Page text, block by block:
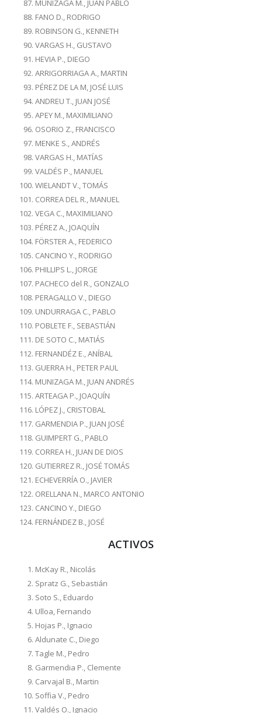
MUNIZAGA M., JUAN PABLO
FANO D., RODRIGO
ROBINSON G., KENNETH
VARGAS H., GUSTAVO
HEVIA P., DIEGO
ARRIGORRIAGA A., MARTIN
PÉREZ DE LA M, JOSÉ LUIS
ANDREU T., JUAN JOSÉ
APEY M., MAXIMILIANO
OSORIO Z., FRANCISCO
MENKE S., ANDRÉS
VARGAS H., MATÍAS
VALDÉS P., MANUEL
WIELANDT V., TOMÁS
CORREA DEL R., MANUEL
VEGA C., MAXIMILIANO
PÉREZ A., JOAQUÍN
FÖRSTER A., FEDERICO
CANCINO Y., RODRIGO
PHILLIPS L., JORGE
PACHECO del R., GONZALO
PERAGALLO V., DIEGO
UNDURRAGA C., PABLO
POBLETE F., SEBASTIÁN
DE SOTO C., MATIÁS
FERNANDÉZ E., ANÍBAL
GUERRA H., PETER PAUL
MUNIZAGA M., JUAN ANDRÉS
ARTEAGA P., JOAQUÍN
LÓPEZ J., CRISTOBAL
GARMENDIA P., JUAN JOSÉ
GUIMPERT G., PABLO
CORREA H., JUAN DE DIOS
GUTIERREZ R., JOSÉ TOMÁS
ECHEVERRÍA O., JAVIER
ORELLANA N., MARCO ANTONIO
CANCINO Y., DIEGO
FERNÁNDEZ B., JOSÉ
ACTIVOS
McKay R., Nicolás
Spratz G., Sebastián
Soto S., Eduardo
Ulloa, Fernando
Hojas P., Ignacio
Aldunate C., Diego
Tagle M., Pedro
Garmendia P., Clemente
Carvajal B., Martin
Soffia V., Pedro
Valdés O., Ignacio